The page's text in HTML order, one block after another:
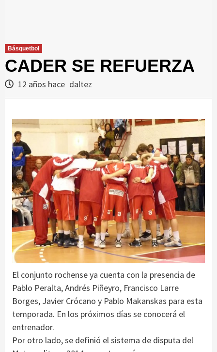
Básquetbol
CADER SE REFUERZA
12 años hace daltez
El conjunto rochense ya cuenta con la presencia de
Pablo Peralta, Andrés Piñeyro, Francisco Larre
Borges, Javier Crócano y Pablo Makanskas para esta
temporada. En los próximos días se conocerá el
entrenador.
Por otro lado, se definió el sistema de disputa del